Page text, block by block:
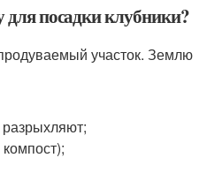
для посадки клубники?
участок. Землю